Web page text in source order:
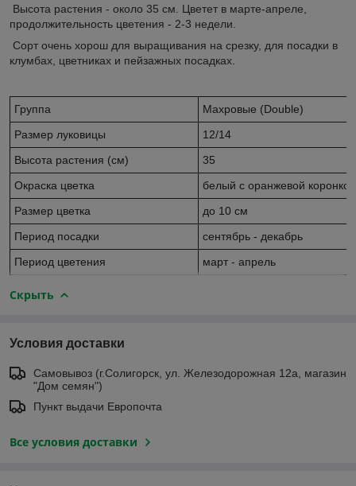
Высота растения - около 35 см. Цветет в марте-апреле,
продолжительность цветения - 2-3 недели.
Сорт очень хорош для выращивания на срезку, для посадки в
клумбах, цветниках и пейзажных посадках.
Группа
Махровые (Double)
Размер луковицы
12/14
Высота растения (см)
35
Окраска цветка
белый с оранжевой коронкой
Размер цветка
до 10 см
Период посадки
сентябрь - декабрь
Период цветения
март - апрель
Скрыть
Условия доставки
Самовывоз (г.Солигорск, ул. Железодорожная 12а, магазин
"Дом семян")
Пункт выдачи Европочта
Все условия доставки